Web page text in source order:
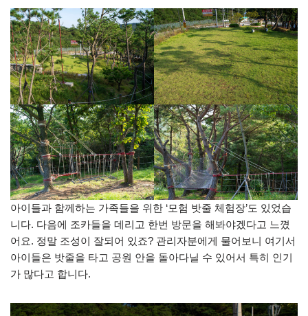
아이들과 함께하는 가족들을 위한 ‘모험 밧줄 체험장’도 있었습
니다. 다음에 조카들을 데리고 한번 방문을 해봐야겠다고 느꼈
어요. 정말 조성이 잘되어 있죠? 관리자분에게 물어보니 여기서
아이들은 밧줄을 타고 공원 안을 돌아다닐 수 있어서 특히 인기
가 많다고 합니다.